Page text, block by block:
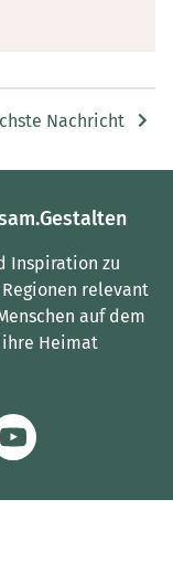
Nachricht
Inspiration zu
relevant
auf dem
Heimat